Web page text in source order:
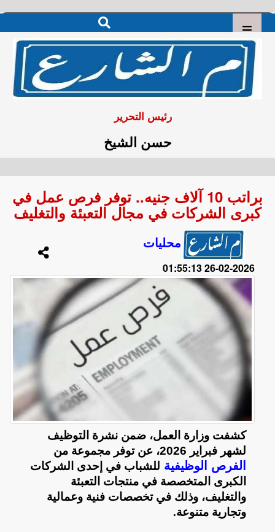
رئيس التحرير
حسن الشيخ
براتب 10 آلاف جنيه.. توفر فرص عمل في
كبرى الشركات في مجال التعبئة والتغليف
محليات
2026-02-26 01:55:13
كشفت وزارة العمل، ضمن نشرة التوظيف
لشهر فبراير 2026، عن توفر مجموعة من
الفرص الوظيفية للشباب في إحدى الشركات
الكبرى المتخصصة في منتجات التعبئة
والتغليف، وذلك في تخصصات فنية وعمالية
وتجارية متنوعة.